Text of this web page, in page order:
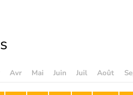
Avr Mai Juin Juil Août